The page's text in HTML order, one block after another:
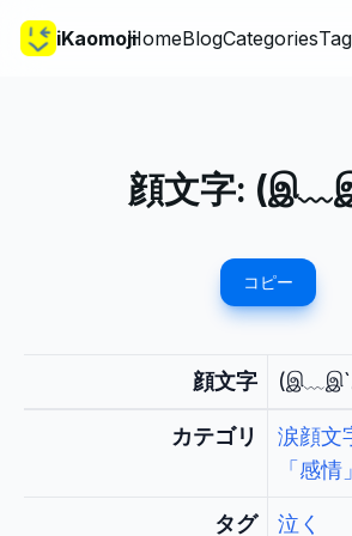
iKaomojiHomeBlogCategories
顔文字:
コピー
顔文字 (இ﹏இ`
カテゴリ
涙顔文
「感
タグ 泣く